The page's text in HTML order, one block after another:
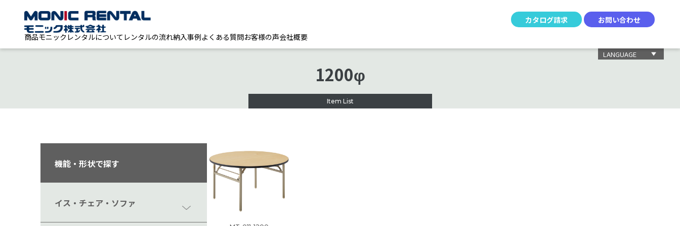
カタログ請求
お問い合わせ
商品モニックレンタルについて レンタルの流れ納入事例よくある質問お客様の声会社概要
LANGUAGE
1200φ
Item List
機能・形状で探す
イス・チェア・ソファ